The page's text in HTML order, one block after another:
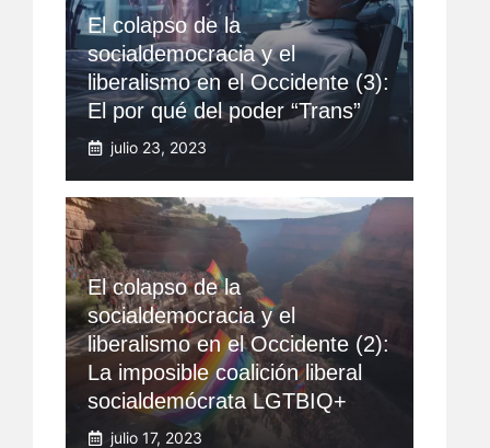
El colapso de la
socialdemocracia y el
liberalismo en el Occidente (3):
El por qué del poder “Trans”
julio 23, 2023
El colapso de la
socialdemocracia y el
liberalismo en el Occidente (2):
La imposible coalición liberal
socialdemócrata LGTBIQ+
julio 17, 2023